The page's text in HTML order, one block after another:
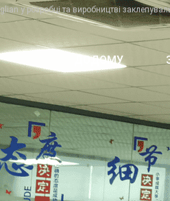
у розробці та виробництві
ДОДОМУ